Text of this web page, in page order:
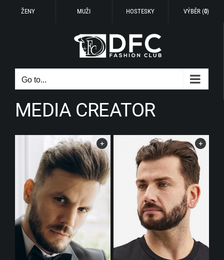
ŽENY MUŽI HOSTESKY VÝBĚR (0)
Go to...
MEDIA CREATOR
+ +